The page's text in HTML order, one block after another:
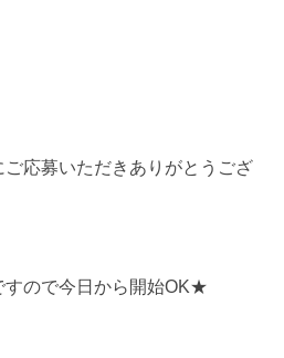
応募いただきありがとうござ
すので今日から開始OK★